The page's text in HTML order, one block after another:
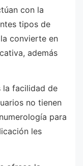
con la
tipos de
convierte en
además
la facilidad de
no tienen
para
les